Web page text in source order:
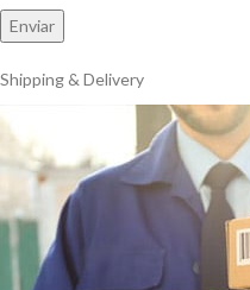
Shipping & Delivery